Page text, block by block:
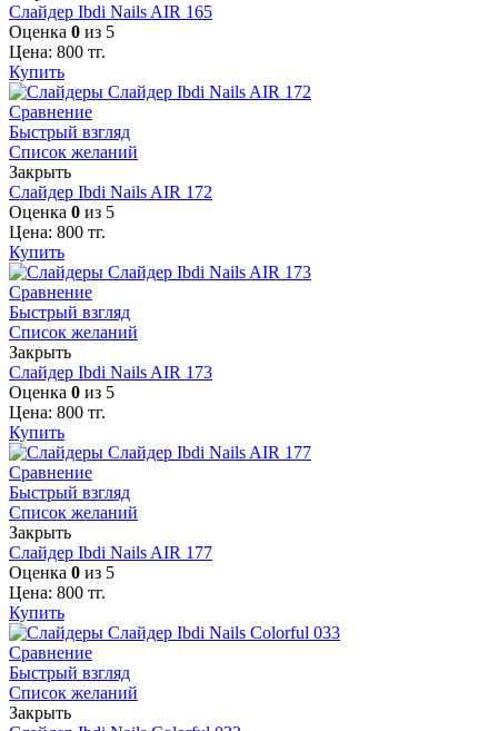
Слайдер Ibdi Nails AIR 165
Оценка 0 из 5
Цена: 800 тг.
Купить
Сравнение
Быстрый взгляд
Список желаний
Закрыть
Слайдер Ibdi Nails AIR 172
Оценка 0 из 5
Цена: 800 тг.
Купить
Сравнение
Быстрый взгляд
Список желаний
Закрыть
Слайдер Ibdi Nails AIR 173
Оценка 0 из 5
Цена: 800 тг.
Купить
Сравнение
Быстрый взгляд
Список желаний
Закрыть
Слайдер Ibdi Nails AIR 177
Оценка 0 из 5
Цена: 800 тг.
Купить
Сравнение
Быстрый взгляд
Список желаний
Закрыть